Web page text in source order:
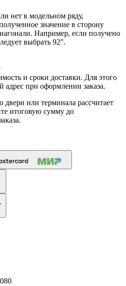
нет в модельном ряду,
значение в сторону
Например, если получено
выбрать 92".
и сроки доставки. Для этого
при оформлении заказа.
двери или терминала рассчитает
итоговую сумму до